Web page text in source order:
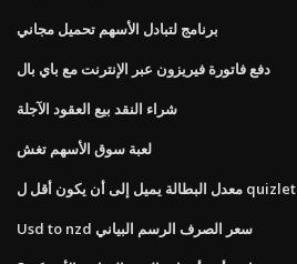
برنامج لتبادل الأسهم تحميل مجاني
دفع فاتورة فيريزون عبر الإنترنت مع باي بال
شراء النقد بيع العقود الآجلة
لعبة سوق الأسهم تغش
معدل البطالة يميل إلى أن يكون أقل ل quizlet
Usd to nzd سعر الصرف الرسم البياني